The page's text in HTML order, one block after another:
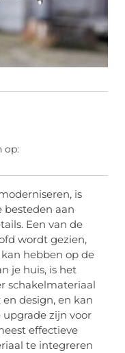
op:
is
aan
Een van de
wordt gezien,
hebben op de
je huis, is het
schakelmateriaal
design, en kan
zijn voor
effectieve
te integreren